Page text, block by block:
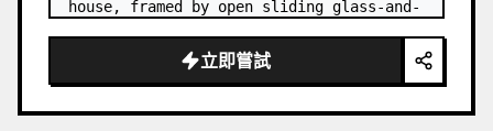
house, framed by open sliding glass-and-
style school uniform top w…
立即嘗試